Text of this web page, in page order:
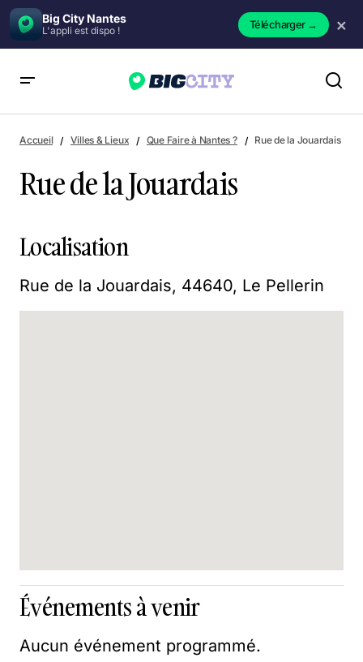
Big City Nantes
L'appli est dispo ! Télécharger→ ×
Accueil Villes & Lieux Que Faire à Nantes ? Rue de la Jouardais
Rue de la Jouardais
Localisation
Rue de la Jouardais, 44640, Le Pellerin
Événements à venir
Aucun événement programmé.